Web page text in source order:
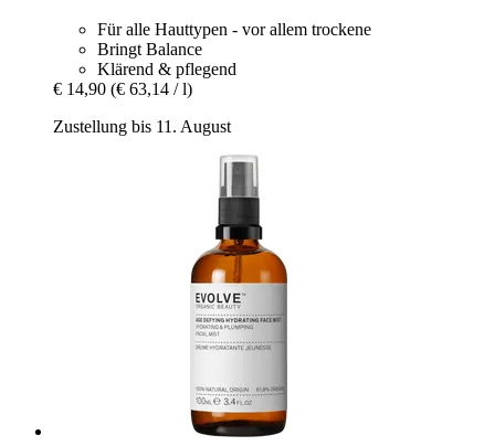
Für alle Hauttypen - vor allem trockene
Bringt Balance
Klärend & pflegend
€ 14,90 (€ 63,14 / l)
Zustellung bis 11. August